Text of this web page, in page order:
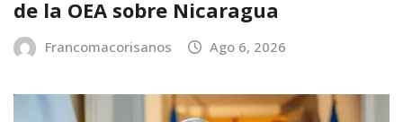
de la OEA sobre Nicaragua
Francomacorisanos Ago 6, 2026